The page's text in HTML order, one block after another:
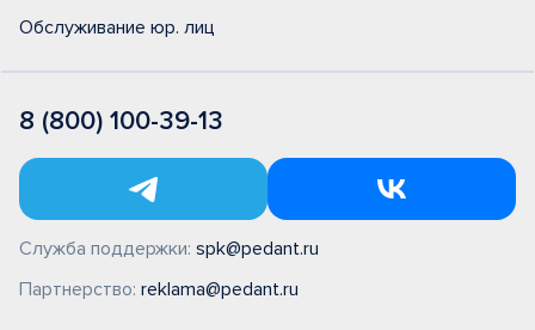
Обслуживание юр. лиц
8 (800) 100-39-13
Служба поддержки: spk@pedant.ru
Партнерство: reklama@pedant.ru